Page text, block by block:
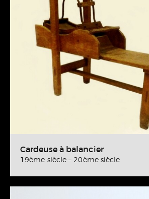
Cardeuse à balancier
19ème siècle – 20ème siècle